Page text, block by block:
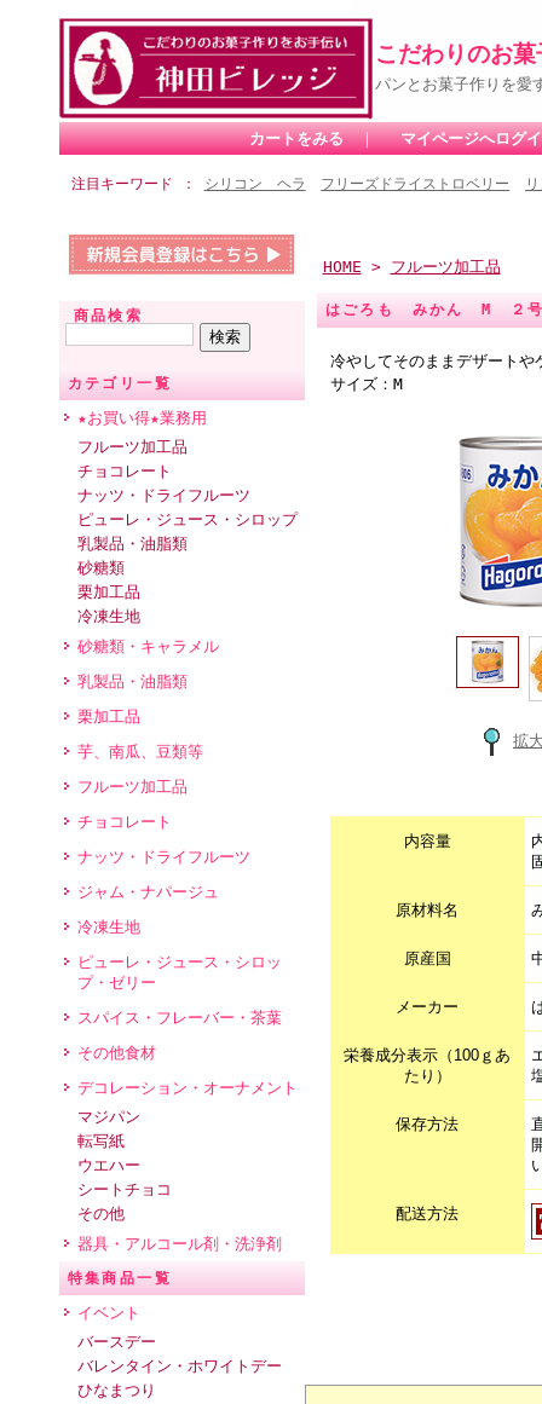
こだわりのお
パンとお菓子作りを愛
カートをみる ｜ マイページへログ
注目キーワード シリコン ヘラ フリーズドライストロベリー
商品検索
カテゴリ一覧
★お買い得★業務用
フルーツ加工品
チョコレート
ナッツ・ドライフルーツ
ピューレ・ジュース・シロップ
乳製品・油脂類
砂糖類
栗加工品
冷凍生地
砂糖類・キャラメル
乳製品・油脂類
栗加工品
芋、南瓜、豆類等
フルーツ加工品
チョコレート
ナッツ・ドライフルーツ
ジャム・ナパージュ
冷凍生地
ピューレ・ジュース・シロッ
プ・ゼリー
スパイス・フレーバー・茶葉
その他食材
デコレーション・オーナメント
マジパン
転写紙
ウエハー
シートチョコ
その他
器具・アルコール剤・洗浄剤
特集商品一覧
イベント
バースデー
バレンタイン・ホワイトデー
ひなまつり
HOME > フルーツ加工品
はごろも みかん M ２
冷やしてそのままデザート
サイズ：M
拡
内容量
原材料名
原産国
メーカー
栄養成分表示（100ｇあ
たり）
保存方法
配送方法